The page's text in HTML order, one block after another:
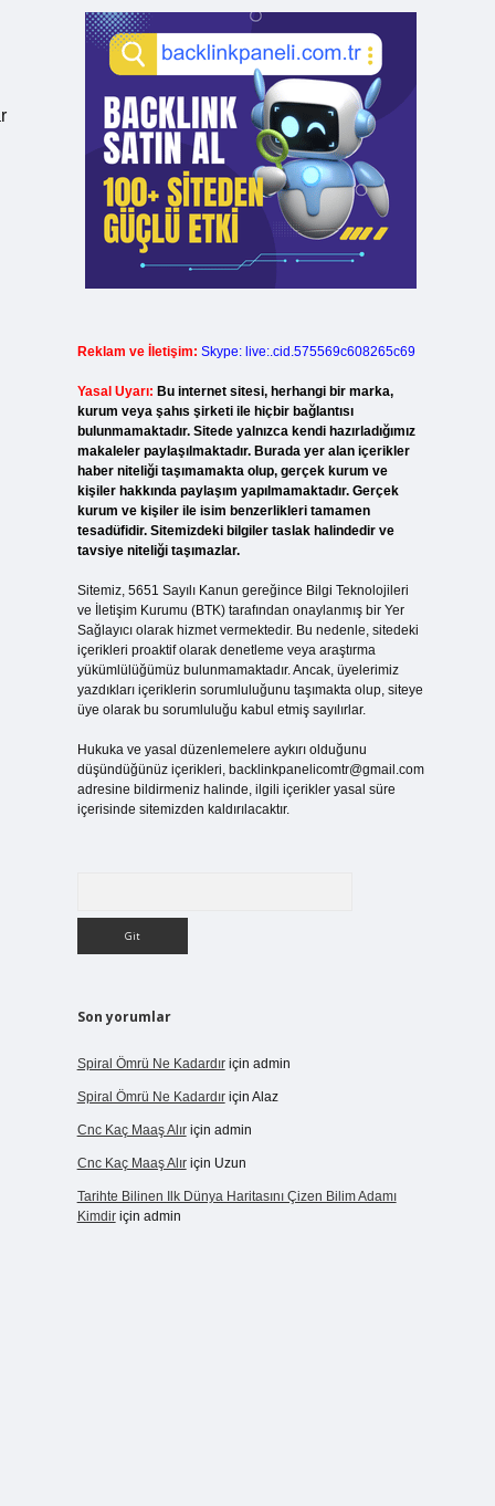
Reklam ve İletişim: Skype: live:.cid.575569c608265c69
Yasal Uyarı: Bu internet sitesi, herhangi bir marka,
kurum veya şahıs şirketi ile hiçbir bağlantısı
bulunmamaktadır. Sitede yalnızca kendi hazırladığımız
makaleler paylaşılmaktadır. Burada yer alan içerikler
haber niteliği taşımamakta olup, gerçek kurum ve
kişiler hakkında paylaşım yapılmamaktadır. Gerçek
kurum ve kişiler ile isim benzerlikleri tamamen
tesadüfidir. Sitemizdeki bilgiler taslak halindedir ve
tavsiye niteliği taşımazlar.
Sitemiz, 5651 Sayılı Kanun gereğince Bilgi Teknolojileri
ve İletişim Kurumu (BTK) tarafından onaylanmış bir Yer
Sağlayıcı olarak hizmet vermektedir. Bu nedenle, sitedeki
içerikleri proaktif olarak denetleme veya araştırma
yükümlülüğümüz bulunmamaktadır. Ancak, üyelerimiz
yazdıkları içeriklerin sorumluluğunu taşımakta olup, siteye
üye olarak bu sorumluluğu kabul etmiş sayılırlar.
Hukuka ve yasal düzenlemelere aykırı olduğunu
düşündüğünüz içerikleri, backlinkpanelicomtr@gmail.com
adresine bildirmeniz halinde, ilgili içerikler yasal süre
içerisinde sitemizden kaldırılacaktır.
Son yorumlar
Spiral Ömrü Ne Kadardıriçin admin
Spiral Ömrü Ne Kadardıriçin Alaz
Cnc Kaç Maaş Alıriçin admin
Cnc Kaç Maaş Alıriçin Uzun
Tarihte Bilinen Ilk Dünya Haritasını Çizen Bilim Adamı
Kimdiriçin admin